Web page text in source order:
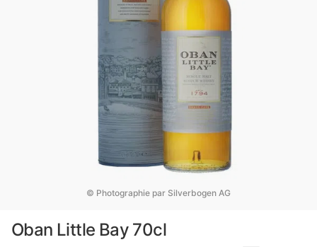
© Photographie par Silverbogen AG
Oban Little Bay 70cl